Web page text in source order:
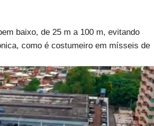
baixo, de 25 m a 100 m, evitando
como é costumeiro em mísseis de